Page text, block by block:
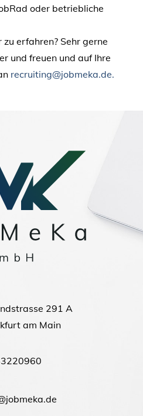
oder betriebliche
erfahren? Sehr gerne
und freuen und auf Ihre
recruiting@jobmeka.de.
291 A
am Main